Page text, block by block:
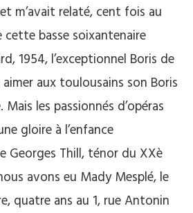
m’avait relaté, cent fois au
cette basse soixantenaire
1954, l’exceptionnel Boris de
aux toulousains son Boris
les passionnés d’opéras
gloire à l’enfance
Georges Thill, ténor du XXè
avons eu Mady Mesplé, le
quatre ans au 1, rue Antonin